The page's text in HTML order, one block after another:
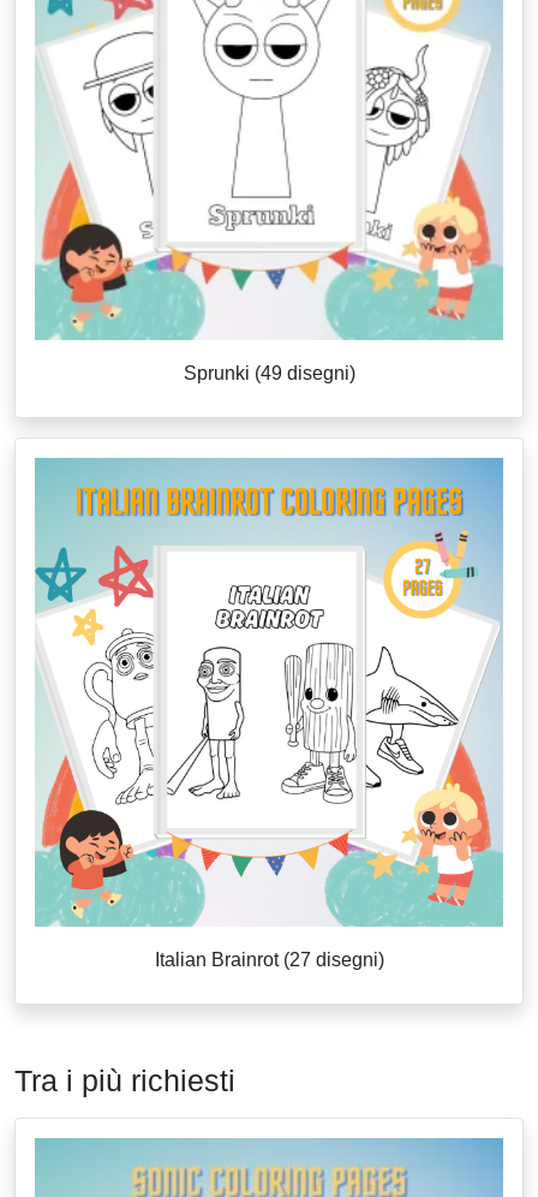
Sprunki (49 disegni)
Italian Brainrot (27 disegni)
Tra i più richiesti